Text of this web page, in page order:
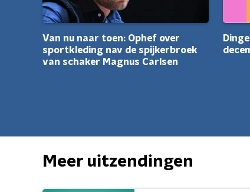
Van nu naar toen: Ophef over
sportkleding nav de spijkerbroek
van schaker Magnus Carlsen
Meer uitzendingen